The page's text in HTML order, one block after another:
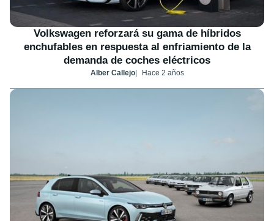
Volkswagen reforzará su gama de híbridos
enchufables en respuesta al enfriamiento de la
demanda de coches eléctricos
Alber Callejo Hace 2 años